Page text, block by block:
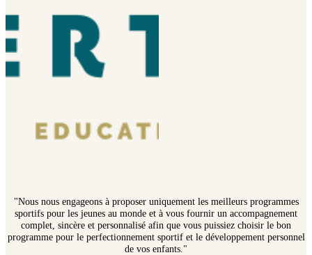
"Nous nous engageons à proposer uniquement les meilleurs programmes
sportifs pour les jeunes au monde et à vous fournir un accompagnement
complet, sincère et personnalisé afin que vous puissiez choisir le bon
programme pour le perfectionnement sportif et le développement personnel
de vos enfants."